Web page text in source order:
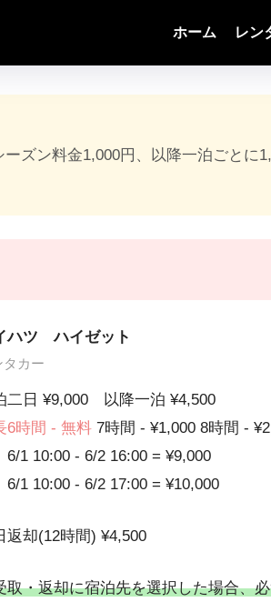
ホーム レン
ズン料金1,000円、以降一泊ごとに
ハツ ハイゼット
タカー
二日 ¥9,000 以降一泊 ¥4,500
6時間 - 無料 7時間 - ¥1,000 8時間 -
6/1 10:00 - 6/2 16:00 = ¥9,000
6/1 10:00 - 6/2 17:00 = ¥10,000
返却(12時間) ¥4,500
・返却に宿泊先を選択した場合、